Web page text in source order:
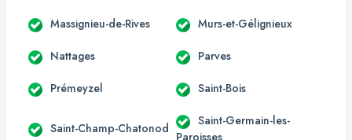
Massignieu-de-Rives Murs-et-Gélignieux
Nattages Parves
Prémeyzel Saint-Bois
Saint-Champ-Chatonod
Saint-Germain-les-
Paroisses